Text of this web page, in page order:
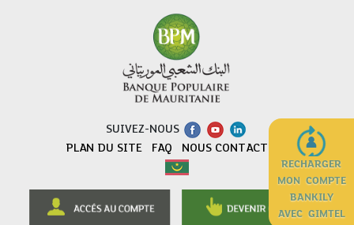
SUIVEZ-NOUS
PLAN DU SITE
FAQ NOUS CONTACTER
RECHARGER
MON COMPTE
BANKILY
AVEC GIMTEL